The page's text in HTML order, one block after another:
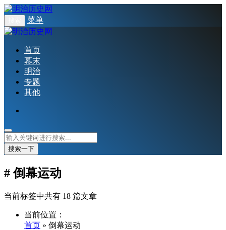
菜单
首页
幕末
明治
专题
其他
搜索一下
# 倒幕运动
当前标签中共有 18 篇文章
当前位置：
首页 » 倒幕运动